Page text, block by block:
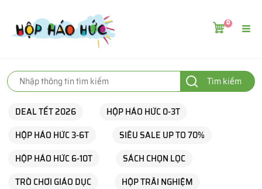
0
Tìm kiếm
DEAL TẾT 2026
HỘP HÁO HỨC 0-3T
HỘP HÁO HỨC 3-6T
SIÊU SALE UP TO 70%
HỘP HÁO HỨC 6-10T
SÁCH CHỌN LỌC
TRÒ CHƠI GIÁO DỤC
HỘP TRẢI NGHIỆM